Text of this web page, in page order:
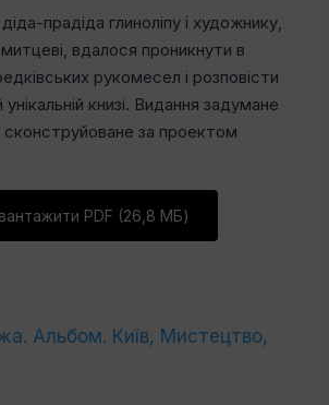
прадіда глиноліпу і художнику,
вдалося проникнути в
рукомесел і розповісти
книзі. Видання задумане
за проектом
PDF (26,8 МБ)
Альбом. Київ, Мистецтво,